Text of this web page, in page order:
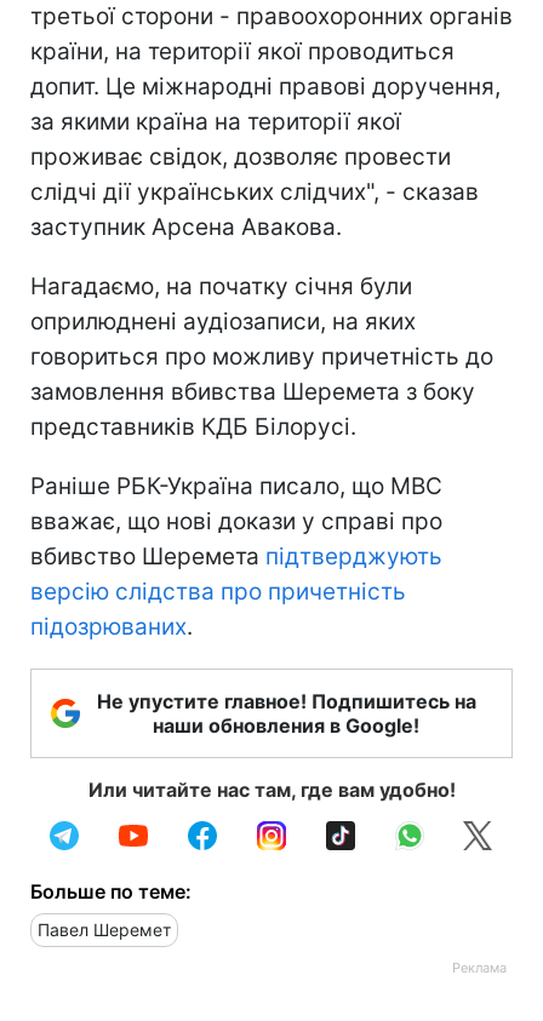
третьої сторони - правоохоронних органів
країни, на території якої проводиться
допит. Це міжнародні правові доручення,
за якими країна на території якої
проживає свідок, дозволяє провести
слідчі дії українських слідчих", - сказав
заступник Арсена Авакова.
Нагадаємо, на початку січня були
оприлюднені аудіозаписи, на яких
говориться про можливу причетність до
замовлення вбивства Шеремета з боку
представників КДБ Білорусі.
Раніше РБК-Україна писало, що МВС
вважає, що нові докази у справі про
вбивство Шеремета підтверджують
версію слідства про причетність
підозрюваних.
Не упустите главное! Подпишитесь на
наши обновления в Google!
Или читайте нас там, где вам удобно!
Больше по теме:
Павел Шеремет